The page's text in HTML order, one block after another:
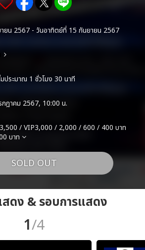
ยน 2567 - วันอาทิตย์ที่ 15 กันยายน 2567
ประมาณ 1 ชั่วโมง 30 นาที
ฎาคม 2567, 10:00 น.
/ VIP3,000 / 2,000 / 600 / 400 บาท
บาท
SOLD OUT
ดง & รอบการแสดง
1/4